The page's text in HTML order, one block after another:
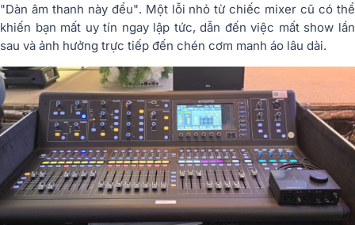
"Dàn âm thanh này đểu". Một lỗi nhỏ từ chiếc mixer cũ có thể
khiến bạn mất uy tín ngay lập tức, dẫn đến việc mất show lần
sau và ảnh hưởng trực tiếp đến chén cơm manh áo lâu dài.